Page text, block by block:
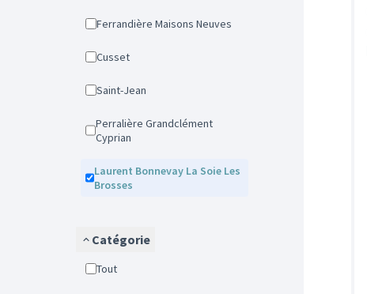
Ferrandière Maisons Neuves
Cusset
Saint-Jean
Perralière Grandclément
Cyprian
Laurent Bonnevay La Soie Les
Brosses
Catégorie
Tout